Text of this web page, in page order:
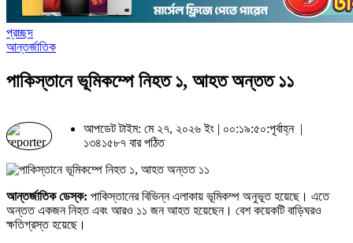
প্রচ্ছদ
আন্তর্জাতিক
পাকিস্তানে ভূমিকম্পে নিহত ১, আহত অন্তত ১১
আপডেট টাইম: মে ২৭, ২০২৬ ইং | ০০:১৯:৫০:পূর্বাহ্ন |
১৩৪১৫৮৭ বার পঠিত
আন্তর্জাতিক ডেস্ক: পাকিস্তানের বিভিন্ন এলাকায় ভূমিকম্প অনুভূত হয়েছে। এতে
অন্তত একজন নিহত এবং আরও ১১ জন আহত হয়েছেন। বেশ কয়েকটি বাড়িঘরও
ক্ষতিগ্রস্ত হয়েছে।